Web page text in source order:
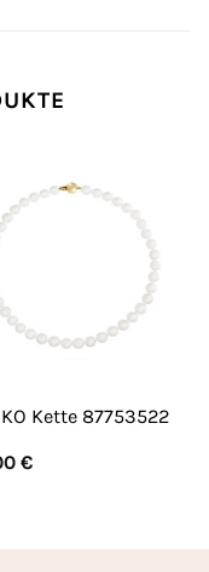
Kette 87753522
€